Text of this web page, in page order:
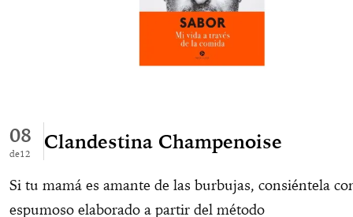
08
12
Clandestina Champenoise
Si tu mamá es amante de las burbujas, consiéntela
espumoso elaborado a partir del método